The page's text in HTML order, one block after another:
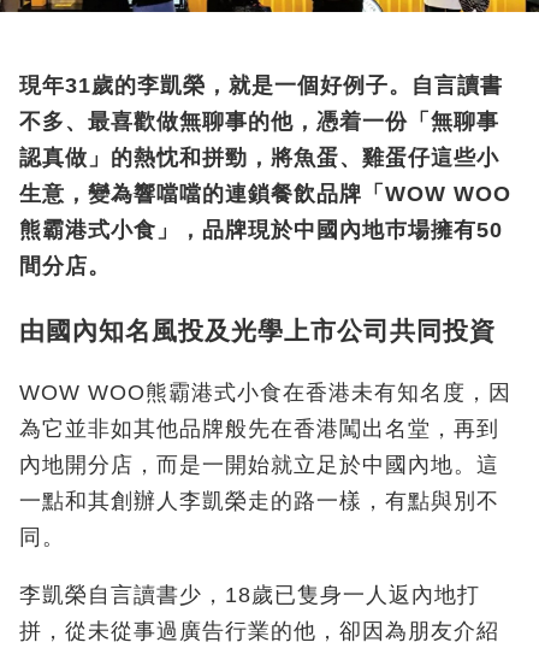
現年31歲的李凱榮，就是一個好例子。自言讀書
不多、最喜歡做無聊事的他，憑着一份「無聊事
認真做」的熱忱和拼勁，將魚蛋、雞蛋仔這些小
生意，變為響噹噹的連鎖餐飲品牌「WOW WOO
熊霸港式小食」，品牌現於中國內地巿場擁有50
間分店。
由國內知名風投及光學上市公司共同投資
WOW WOO熊霸港式小食在香港未有知名度，因
為它並非如其他品牌般先在香港闖出名堂，再到
內地開分店，而是一開始就立足於中國內地。這
一點和其創辦人李凱榮走的路一樣，有點與別不
同。
李凱榮自言讀書少，18歲已隻身一人返內地打
拼，從未從事過廣告行業的他，卻因為朋友介紹